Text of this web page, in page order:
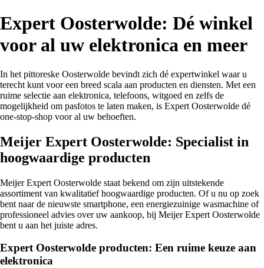
Expert Oosterwolde: Dé winkel
voor al uw elektronica en meer
In het pittoreske Oosterwolde bevindt zich dé expertwinkel waar u
terecht kunt voor een breed scala aan producten en diensten. Met een
ruime selectie aan elektronica, telefoons, witgoed en zelfs de
mogelijkheid om pasfotos te laten maken, is Expert Oosterwolde dé
one-stop-shop voor al uw behoeften.
Meijer Expert Oosterwolde: Specialist in
hoogwaardige producten
Meijer Expert Oosterwolde staat bekend om zijn uitstekende
assortiment van kwalitatief hoogwaardige producten. Of u nu op zoek
bent naar de nieuwste smartphone, een energiezuinige wasmachine of
professioneel advies over uw aankoop, bij Meijer Expert Oosterwolde
bent u aan het juiste adres.
Expert Oosterwolde producten: Een ruime keuze aan
elektronica